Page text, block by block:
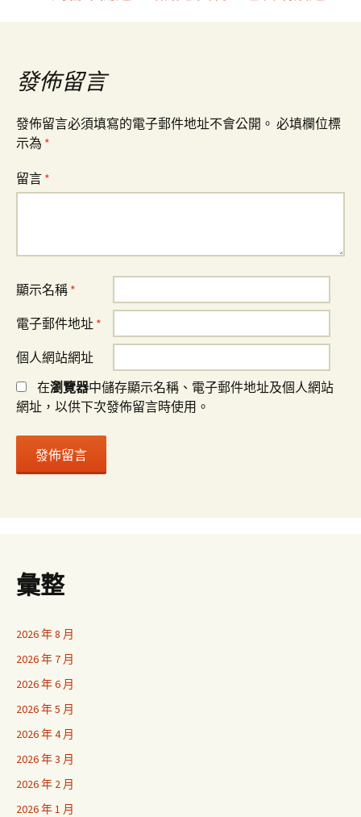
覽發佈留言
發佈留言必須填寫的電子郵件地址不會公開。 必填欄位標
示為 *
留言 *
顯示名稱 *
電子郵件地址 *
個人網站網址
在瀏覽器中儲存顯示名稱、電子郵件地址及個人網站
網址，以供下次發佈留言時使用。
彙整
2026 年 8 月
2026 年 7 月
2026 年 6 月
2026 年 5 月
2026 年 4 月
2026 年 3 月
2026 年 2 月
2026 年 1 月